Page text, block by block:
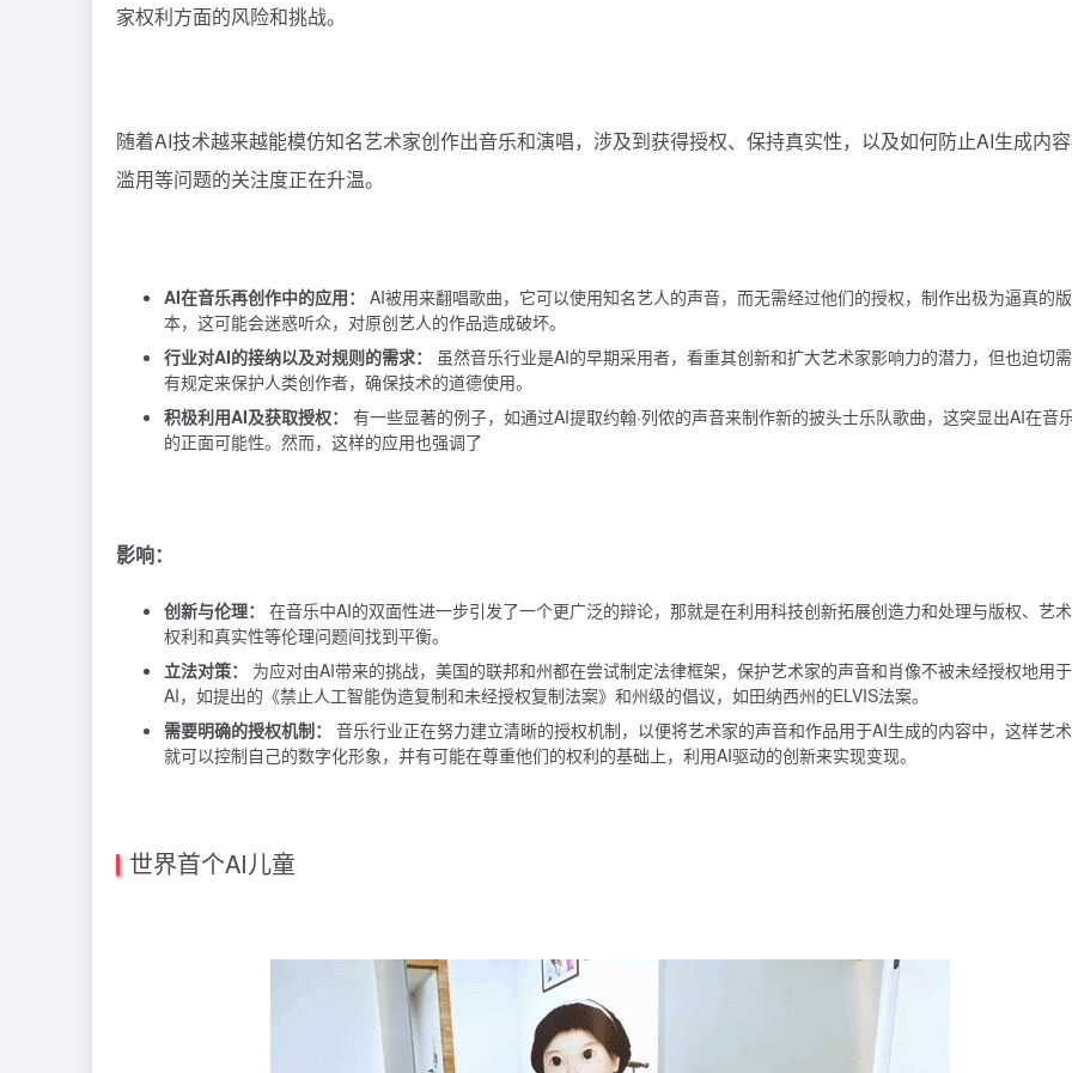
家权利方面的风险和挑战。
随着AI技术越来越能模仿知名艺术家创作出音乐和演唱，涉及到获得授权、保持真实性，以及如何防止AI生成内
滥用等问题的关注度正在升温。
AI在音乐再创作中的应用：
AI被用来翻唱歌曲，它可以使用知名艺人的声音，而无需经过他们的授权，制作出极为逼真的版
本，这可能会迷惑听众，对原创艺人的作品造成破坏。
行业对AI的接纳以及对规则的需求：
虽然音乐行业是AI的早期采用者，看重其创新和扩大艺术家影响力的潜力，但也迫切
有规定来保护人类创作者，确保技术的道德使用。
积极利用AI及获取授权：
有一些显著的例子，如通过AI提取约翰·列侬的声音来制作新的披头士乐队歌曲，这突显出AI在音
的正面可能性。然而，这样的应用也强调了
影响：
创新与伦理：
在音乐中AI的双面性进一步引发了一个更广泛的辩论，那就是在利用科技创新拓展创造力和处理与版权、艺
权利和真实性等伦理问题间找到平衡。
立法对策：
为应对由AI带来的挑战，美国的联邦和州都在尝试制定法律框架，保护艺术家的声音和肖像不被未经授权地用于
AI，如提出的《禁止人工智能伪造复制和未经授权复制法案》和州级的倡议，如田纳西州的ELVIS法案。
需要明确的授权机制：
音乐行业正在努力建立清晰的授权机制，以便将艺术家的声音和作品用于AI生成的内容中，这样艺
就可以控制自己的数字化形象，并有可能在尊重他们的权利的基础上，利用AI驱动的创新来实现变现。
世界首个AI儿童